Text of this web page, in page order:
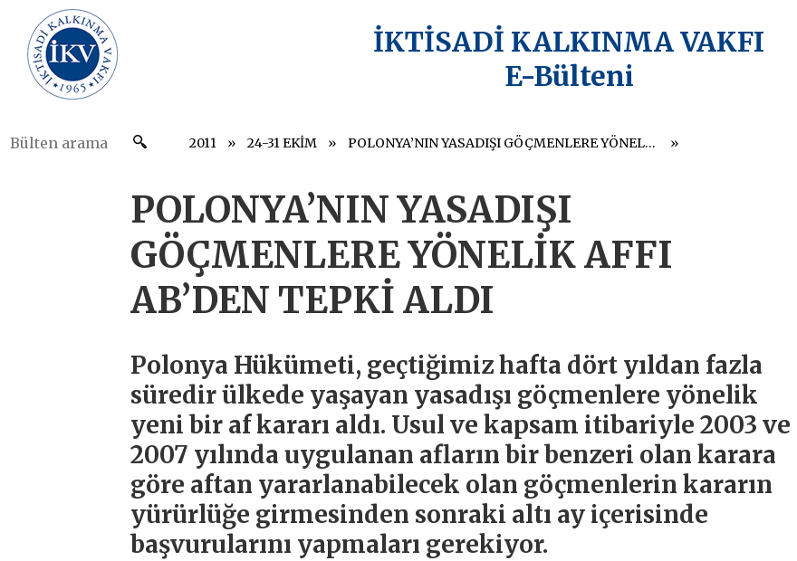
İKTİSADİ KALKINMA VAKFI
E-Bülteni
2011 24-31 EKİM POLONYA’NIN YASADIŞI GÖÇMENLERE YÖNELİK AFFI AB’DEN TEPKİ ALDI
POLONYA’NIN YASADIŞI
GÖÇMENLERE YÖNELİK AFFI
AB’DEN TEPKİ ALDI
Polonya Hükümeti, geçtiğimiz hafta dört yıldan fazla
süredir ülkede yaşayan yasadışı göçmenlere yönelik
yeni bir af kararı aldı. Usul ve kapsam itibariyle 2003 ve
2007 yılında uygulanan afların bir benzeri olan karara
göre aftan yararlanabilecek olan göçmenlerin kararın
yürürlüğe girmesinden sonraki altı ay içerisinde
başvurularını yapmaları gerekiyor.